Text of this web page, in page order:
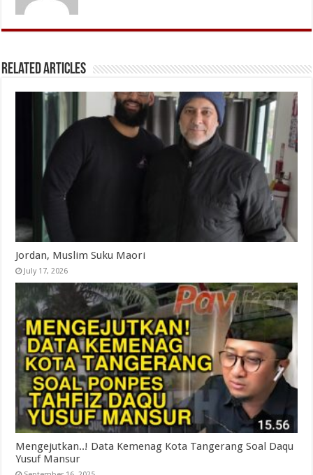
Related Articles
Jordan, Muslim Suku Maori
July 17, 2026
Mengejutkan..! Data Kemenag Kota Tangerang Soal Daqu
Yusuf Mansur